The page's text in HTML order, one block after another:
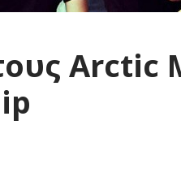
Arctic